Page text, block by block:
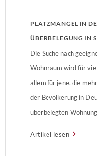
PLATZMANGEL IN
ÜBERBELEGUNG IN
WIE AUF DEM LAND
Die Suche nach
Wohnraum wird für
allem für jene, die
der Bevölkerung in
überbelegten
Artikel lesen